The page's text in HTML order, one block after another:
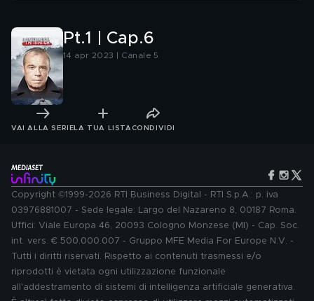
Pt.1 | Cap.6
14 apr 2023 | Canale 5
VAI ALLA SERIE LA TUA LISTA CONDIVIDI
Copyright ©1999-2026 RTI Business Digital - RTI S.p.A.: p. iva
03976881007 - Sede legale: Largo del Nazareno 8, 00187 Roma.
Uffici: Viale Europa 46, 20093 Cologno Monzese (MI) - Cap. Soc.
int. vers. € 500.000.007 - Gruppo MFE Media For Europe N.V. -
Tutti i diritti riservati. Rispetto ai contenuti trasmessi e/o
riprodotti è vietata ogni utilizzazione funzionale
all'addestramento di sistemi di intelligenza artificiale generativa.